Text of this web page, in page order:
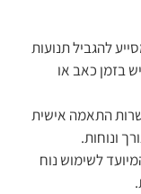
להגביל תנועות
בזמן כאב או
התאמה אישית
ונוחות.
לשימוש נוח